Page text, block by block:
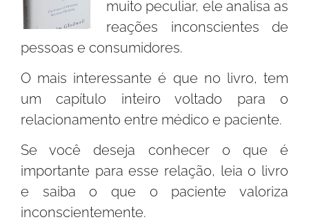
muito peculiar, ele analisa as
reações inconscientes de
pessoas e consumidores.
O mais interessante é que no livro, tem
um capítulo inteiro voltado para o
relacionamento entre médico e paciente.
Se você deseja conhecer o que é
importante para esse relação, leia o livro
e saiba o que o paciente valoriza
inconscientemente.